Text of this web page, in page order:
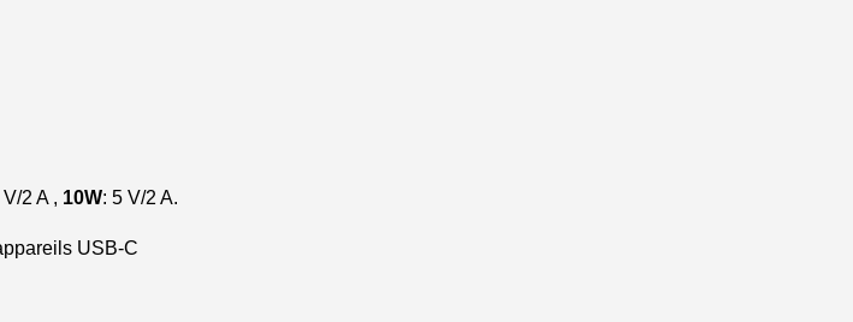
2 A , 10W: 5 V/2 A.
USB-C